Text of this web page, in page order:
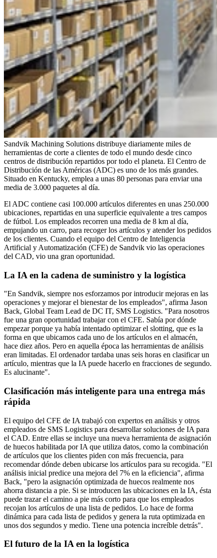
Sandvik Machining Solutions distribuye diariamente miles de
herramientas de corte a clientes de todo el mundo desde cinco
centros de distribución repartidos por todo el planeta. El Centro de
Distribución de las Américas (ADC) es uno de los más grandes.
Situado en Kentucky, emplea a unas 80 personas para enviar una
media de 3.000 paquetes al día.
El ADC contiene casi 100.000 artículos diferentes en unas 250.000
ubicaciones, repartidas en una superficie equivalente a tres campos
de fútbol. Los empleados recorren una media de 8 km al día,
empujando un carro, para recoger los artículos y atender los pedidos
de los clientes. Cuando el equipo del Centro de Inteligencia
Artificial y Automatización (CFE) de Sandvik vio las operaciones
del CAD, vio una gran oportunidad.
La IA en la cadena de suministro y la logística
"En Sandvik, siempre nos esforzamos por introducir mejoras en las
operaciones y mejorar el bienestar de los empleados", afirma Jason
Back, Global Team Lead de DC IT, SMS Logistics. "Para nosotros
fue una gran oportunidad trabajar con el CFE. Sabía por dónde
empezar porque ya había intentado optimizar el slotting, que es la
forma en que ubicamos cada uno de los artículos en el almacén,
hace diez años. Pero en aquella época las herramientas de análisis
eran limitadas. El ordenador tardaba unas seis horas en clasificar un
artículo, mientras que la IA puede hacerlo en fracciones de segundo.
Es alucinante".
Clasificación más inteligente para una entrega más
rápida
El equipo del CFE de IA trabajó con expertos en análisis y otros
empleados de SMS Logistics para desarrollar soluciones de IA para
el CAD. Entre ellas se incluye una nueva herramienta de asignación
de huecos habilitada por IA que utiliza datos, como la combinación
de artículos que los clientes piden con más frecuencia, para
recomendar dónde deben ubicarse los artículos para su recogida. "El
análisis inicial predice una mejora del 7% en la eficiencia", afirma
Back, "pero la asignación optimizada de huecos realmente nos
ahorra distancia a pie. Si se introducen las ubicaciones en la IA, ésta
puede trazar el camino a pie más corto para que los empleados
recojan los artículos de una lista de pedidos. Lo hace de forma
dinámica para cada lista de pedidos y genera la ruta optimizada en
unos dos segundos y medio. Tiene una potencia increíble detrás".
El futuro de la IA en la logística